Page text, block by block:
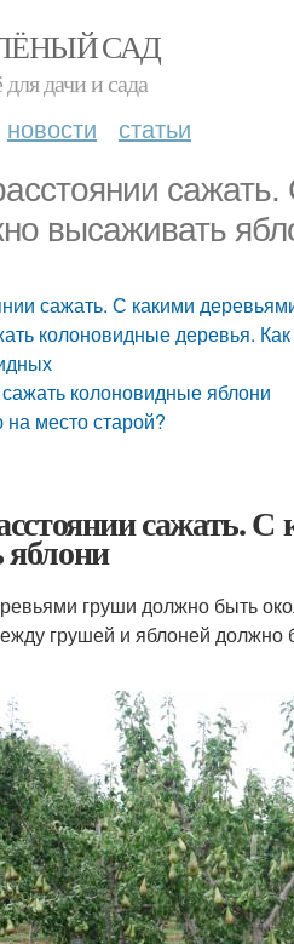
САД
для дачи и сада
новости статьи
высаживать
сажать. С какими
колоновидные деревья.
колоновидные яблони
место старой?
сажать.
груши должно быть
грушей и яблоней должно